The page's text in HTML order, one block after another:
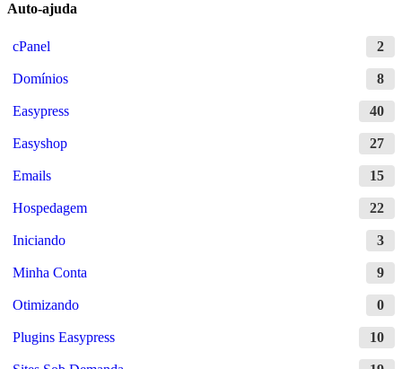
Auto-ajuda
cPanel 2
Domínios 8
Easypress 40
Easyshop 27
Emails 15
Hospedagem 22
Iniciando 3
Minha Conta 9
Otimizando 0
Plugins Easypress 10